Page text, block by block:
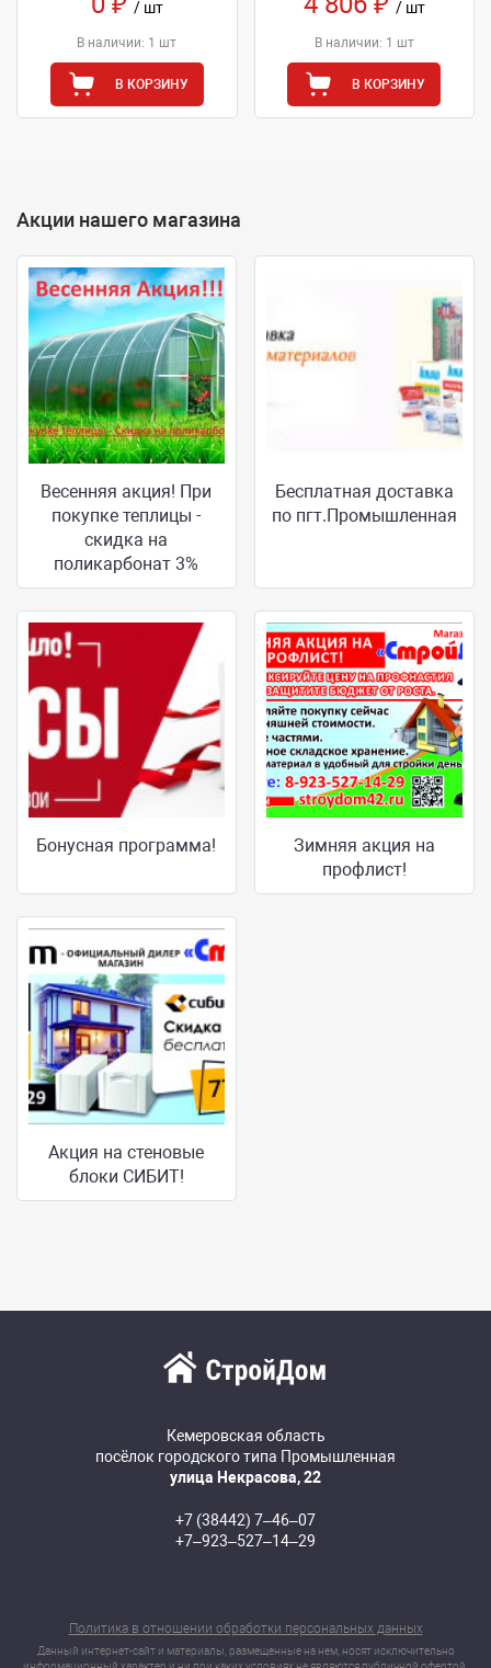
/ шт
В наличии: 1 шт
В КОРЗИНУ
/ шт
В наличии: 1 шт
В КОРЗИНУ
Акции нашего магазина
Весенняя акция! При
покупке теплицы -
скидка на
поликарбонат 3%
Бесплатная доставка
по пгт.Промышленная
Бонусная программа!
Зимняя акция на
профлист!
Акция на стеновые
блоки СИБИТ!
Кемеровская область
посёлок городского типа Промышленная
улица Некрасова, 22
+7 (38442) 7‒46‒07
+7‒923‒527‒14‒29
Политика в отношении обработки персональных данных
Данный интернет-сайт и материалы, размещенные на нем, носят исключительно